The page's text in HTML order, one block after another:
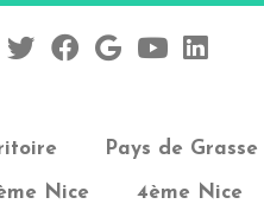
Pays de Grasse
Nice 4ème Nice